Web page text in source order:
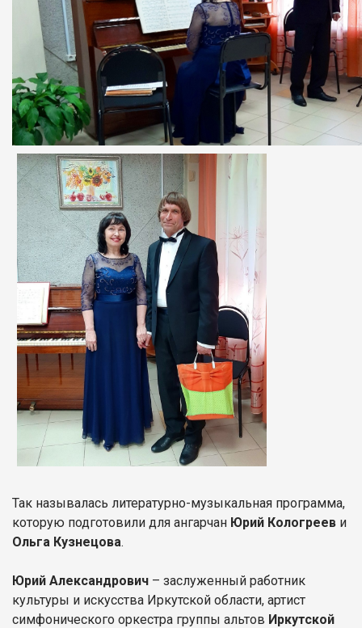
Так называлась литературно-музыкальная программа,
которую подготовили для ангарчан Юрий Кологреев и
Ольга Кузнецова.
Юрий Александрович – заслуженный работник
культуры и искусства Иркутской области, артист
симфонического оркестра группы альтов Иркутской